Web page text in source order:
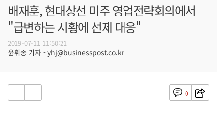
배재훈, 현대상선 미주 영업전략회의에서
"급변하는 시황에 선제 대응"
2019-07-11 11:50:21
윤휘종 기자 - yhj@businesspost.co.kr
0